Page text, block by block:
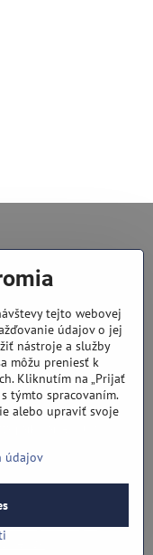
parkovanie v ulici
osobných údajov
tejto webovej
údajov o jej
nástroje a služby
môžu preniesť k
Kliknutím na „Prijať
týmto spracovaním.
alebo upraviť svoje
údajov